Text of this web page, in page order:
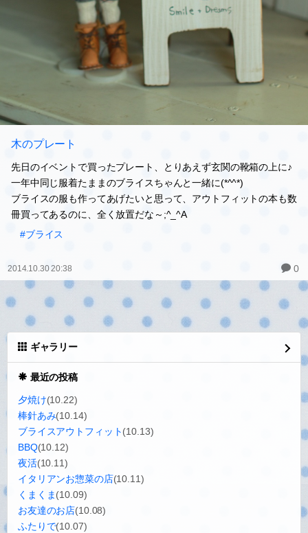
木のプレート
先日のイベントで買ったプレート、とりあえず玄関の靴箱の上に♪
一年中同じ服着たままのブライスちゃんと一緒に(*^^*)
ブライスの服も作ってあげたいと思って、アウトフィットの本も数
冊買ってあるのに、全く放置だな～;^_^A
#ブライス
2014.10.30 20:38 0
ギャラリー
最近の投稿
夕焼け(10.22)
棒針あみ(10.14)
ブライスアウトフィット(10.13)
BBQ(10.12)
夜活(10.11)
イタリアンお惣菜の店(10.11)
くまくま(10.09)
お友達のお店(10.08)
ふたりで(10.07)